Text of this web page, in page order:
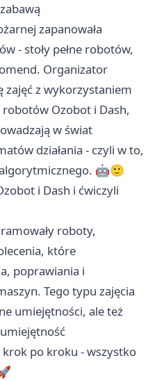
zapanowała
- stoły pełne robotów,
Organizator
zajęć z wykorzystaniem
Ozobot i Dash,
w świat
działania - czyli w to,
🤖🙂
i Dash i ćwiczyli
roboty,
które
poprawiania i
Tego typu zajęcia
umiejętności, ale też
po kroku - wszystko